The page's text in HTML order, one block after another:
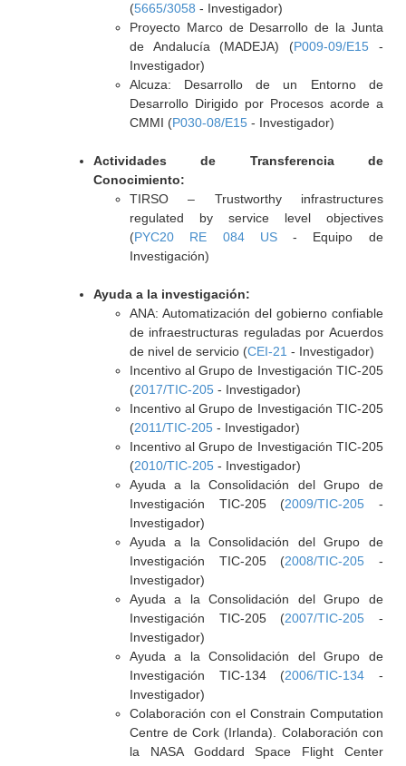
(5665/3058 - Investigador)
Proyecto Marco de Desarrollo de la Junta
de Andalucía (MADEJA) (P009-09/E15 -
Investigador)
Alcuza: Desarrollo de un Entorno de
Desarrollo Dirigido por Procesos acorde a
CMMI (P030-08/E15- Investigador)
Actividades de Transferencia de
Conocimiento:
TIRSO – Trustworthy infrastructures
regulated by service level objectives
(PYC20 RE 084 US- Equipo de
Investigación)
Ayuda a la investigación:
ANA: Automatización del gobierno confiable
de infraestructuras reguladas por Acuerdos
de nivel de servicio (CEI-21 - Investigador)
Incentivo al Grupo de Investigación TIC-205
(2017/TIC-205- Investigador)
Incentivo al Grupo de Investigación TIC-205
(2011/TIC-205- Investigador)
Incentivo al Grupo de Investigación TIC-205
(2010/TIC-205- Investigador)
Ayuda a la Consolidación del Grupo de
Investigación TIC-205 (2009/TIC-205 -
Investigador)
Ayuda a la Consolidación del Grupo de
Investigación TIC-205 (2008/TIC-205 -
Investigador)
Ayuda a la Consolidación del Grupo de
Investigación TIC-205 (2007/TIC-205 -
Investigador)
Ayuda a la Consolidación del Grupo de
Investigación TIC-134 (2006/TIC-134 -
Investigador)
Colaboración con el Constrain Computation
Centre de Cork (Irlanda). Colaboración con
la NASA Goddard Space Flight Center